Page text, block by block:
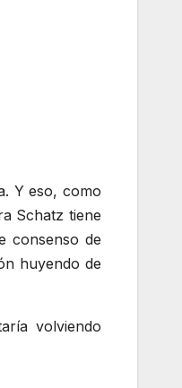
Y eso, como
Schatz tiene
consenso de
huyendo de
volviendo